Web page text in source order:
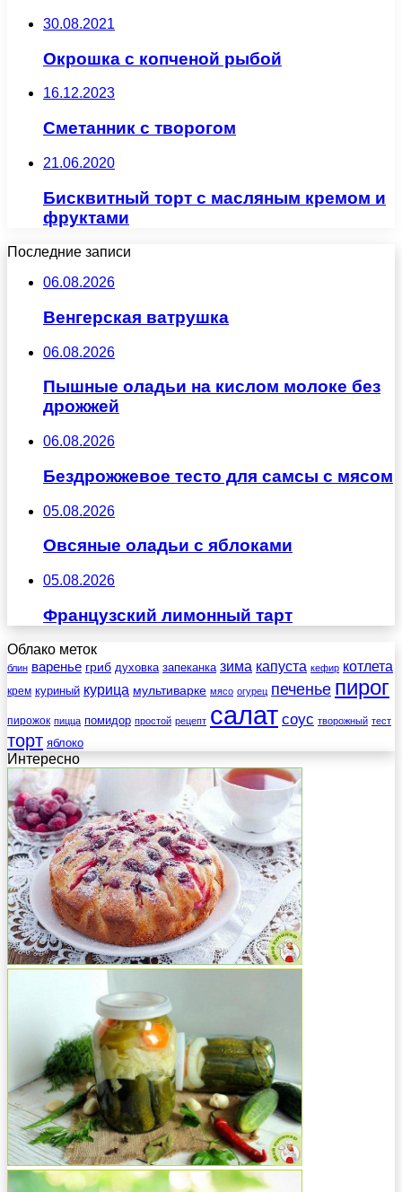
30.08.2021
Окрошка с копченой рыбой
16.12.2023
Сметанник с творогом
21.06.2020
Бисквитный торт с масляным кремом и
фруктами
Последние записи
06.08.2026
Венгерская ватрушка
06.08.2026
Пышные оладьи на кислом молоке без
дрожжей
06.08.2026
Бездрожжевое тесто для самсы с мясом
05.08.2026
Овсяные оладьи с яблоками
05.08.2026
Французский лимонный тарт
Облако меток
блин варенье гриб духовка запеканка зима капуста кефир котлета
крем куриный курица мультиварке мясо огурец печенье пирог
пирожок пицца помидор простой рецепт салат соус творожный тест
торт яблоко
Интересно